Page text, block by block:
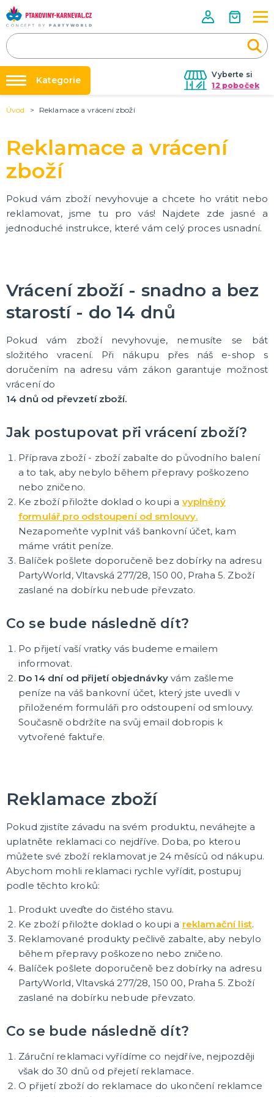
Vyberte si
12 poboček
Půjčovna kostýmů
Nafukování balónků
Prodejny
Rozvoz
Párty Blog
O nás
Kategorie
Pánské Halloweenské kostýmy
Dětské Halloweenské kostýmy
Dekorace a doplňky na Halloween
DALŠÍ KATEGORIE
PÁRTY DOPLŇKY PRO ORIGINÁLNÍ ZÁBAVU
Balónky a dekorace
Helium
TEXTIL S VTIPNÝM POTISKEM
Pánská trička s potiskem
Dámská trička s potiskem
Trenýrky s potiskem
Kalhotky s potiskem
Trička na flašku či lahvinku
Zástěry s potiskem
DALŠÍ KATEGORIE
KARNEVALOVÉ KOSTÝMY
Andělé a čerti
Doktoři a sestřičky
Hippie kostýmy
Kostýmy pro kluky
Kostýmy pro dívky
Kostýmy pro nejmenší
KARNEVALOVÉ DOPLŇKY
Umělé zuby
Karnevalové a obří brýle
Další doplňky
Pirátské a námořnické doplňky
Kovbojské a indiánské doplňky
Punčochy, punčocháče, podvazky, návleky na nohy
Čelenky a tykadla
Korunky a koruny
Doplňky z 20. a 30. let, gangsterské
Umělé zbraně, meče, pistole
DALŠÍ KATEGORIE
Divadelní makeup
Hororový makeup a efekty
Nalepovací řasy, rtěnky a tetování
DALŠÍ KATEGORIE
PARUKY, SPREJE NA VLASY, KNÍRKY, VOUSY A
Dámské paruky
Pánské paruky
Barevné kontaktní čočky
KARNEVALOVÉ MASKY
Hororové a strašidelné masky
Dětské masky na obličej
Škrabošky a masky na obličej
Gumové masky
Papírové masky na obličej
DALŠÍ KATEGORIE
HAVAJSKÉ KOSTÝMY, KOŠILE A DEKORACE
Havajské kostýmy
Havajské doplňky
Havajské věnce
Havajské sukně
Havajské košile
Havajské šortky
Tiki keramika
DALŠÍ KATEGORIE
KARNEVALOVÉ A PÁRTY KLOBOUKY
Helmy a čepice
ORIGINÁLNÍ DÁRKY
Vtipné zástěry
Polštáře
Úvod Reklamace a vrácení zboží
Reklamace a vrácení
zboží
Pokud vám zboží nevyhovuje a chcete ho vrátit nebo
reklamovat, jsme tu pro vás! Najdete zde jasné a
jednoduché instrukce, které vám celý proces usnadní.
Vrácení zboží - snadno a bez
starostí - do 14 dnů
Pokud vám zboží nevyhovuje, nemusíte se bát
složitého vracení. Při nákupu přes náš e-shop s
doručením na adresu vám zákon garantuje možnost
vrácení do
14 dnů od převzetí zboží.
Jak postupovat při vrácení zboží?
Příprava zboží - zboží zabalte do původního balení
a to tak, aby nebylo během přepravy poškozeno
nebo zničeno.
Ke zboží přiložte doklad o koupi a vyplněný
formulář pro odstoupení od smlouvy.
Nezapomeňte vyplnit váš bankovní účet, kam
máme vrátit peníze.
Balíček pošlete doporučeně bez dobírky na adresu
PartyWorld, Vltavská 277/28, 150 00, Praha 5. Zboží
zaslané na dobírku nebude převzato.
Co se bude následně dít?
Po přijetí vaší vratky vás budeme emailem
informovat.
Do 14 dní od přijetí objednávkyvám zašleme
peníze na váš bankovní účet, který jste uvedli v
přiloženém formuláři pro odstoupení od smlouvy.
Současně obdržíte na svůj email dobropis k
vytvořené faktuře.
Reklamace zboží
Pokud zjistíte závadu na svém produktu, neváhejte a
uplatněte reklamaci co nejdříve. Doba, po kterou
můžete své zboží reklamovat je 24 měsíců od nákupu.
Abychom mohli reklamaci rychle vyřídit, postupuj
podle těchto kroků:
Produkt uveďte do čistého stavu.
Ke zboží přiložte doklad o koupi a reklamační list.
Reklamované produkty pečlivě zabalte, aby nebylo
během přepravy poškozeno nebo zničeno.
Balíček pošlete doporučeně bez dobírky na adresu
PartyWorld, Vltavská 277/28, 150 00, Praha 5. Zboží
zaslané na dobírku nebude převzato.
Co se bude následně dít?
Záruční reklamaci vyřídíme co nejdříve, nejpozději
však do 30 dnů od přejetí reklamace.
O přijetí zboží do reklamace do ukončení reklamce